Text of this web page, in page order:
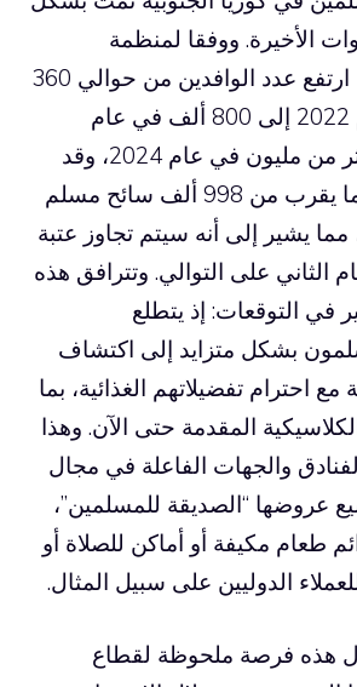
الأخيرة. ووفقا لمنظمة
السياحة الكورية، ارتفع عدد الوافدين من حوالي 360
ألف زائر في عام 2022 إلى 800 ألف في عام
2023، ثم إلى أكثر من مليون في عام 2024، وقد
زار البلاد بالفعل ما يقرب من 998 ألف سائح مسلم
أكتوبر 2025، مما يشير إلى أنه سيتم تجاوز عتبة
الثاني على التوالي. وتترافق هذه
في التوقعات: إذ يتطلع
بشكل متزايد إلى اكتشاف
مع احترام تفضيلاتهم الغذائية، بما
المقدمة حتى الآن. وهذا
والجهات الفاعلة في مجال
عروضها “الصديقة للمسلمين”،
طعام مكيفة أو أماكن للصلاة أو
الدوليين على سبيل المثال.
هذه فرصة ملحوظة لقطاع